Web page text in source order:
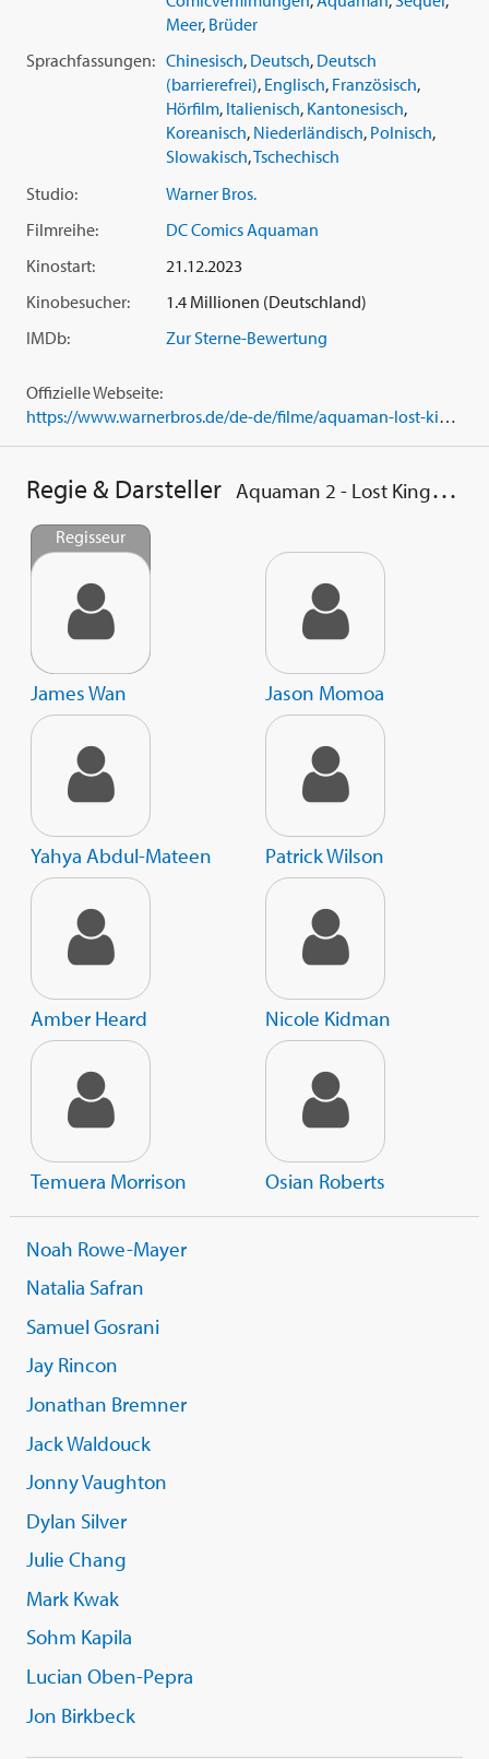
Meer, Brüder
Sprachfassungen: Chinesisch, Deutsch, Deutsch
(barrierefrei), Englisch, Französisch,
Hörfilm, Italienisch, Kantonesisch,
Koreanisch, Niederländisch, Polnisch,
Slowakisch,Tschechisch
Studio:
Warner Bros.
Filmreihe:
DC Comics Aquaman
Kinostart:
21.12.2023
Kinobesucher:
1.4 Millionen (Deutschland)
IMDb:
Zur Sterne-Bewertung
Offizielle Webseite:
https://www.warnerbros.de/de-de/filme/aquaman-lost-kingdom
Regie & Darsteller Aquaman 2 - Lost Kingdom
Regisseur
James Wan Jason Momoa
Yahya Abdul-Mateen Patrick Wilson
Amber Heard Nicole Kidman
Temuera Morrison Osian Roberts
Noah Rowe-Mayer
Natalia Safran
Samuel Gosrani
Jay Rincon
Jonathan Bremner
Jack Waldouck
Jonny Vaughton
Dylan Silver
Julie Chang
Mark Kwak
Sohm Kapila
Lucian Oben-Pepra
Jon Birkbeck